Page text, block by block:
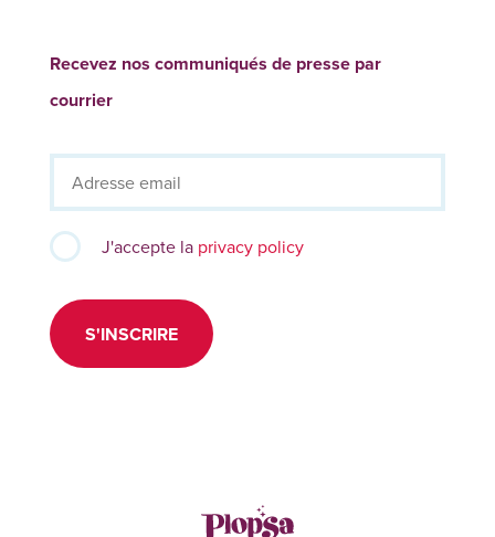
Recevez nos communiqués de presse par
courrier
J'accepte la privacy policy
S'INSCRIRE